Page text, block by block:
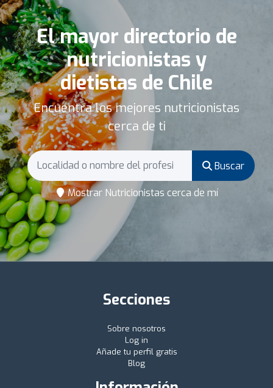
El mayor directorio de
nutricionistas y
dietistas de Chile
Encuentra los mejores nutricionistas
cerca de ti
Buscar
Mostrar Nutricionistas cerca de mí
Secciones
Sobre nosotros
Log in
Añade tu perfil gratis
Blog